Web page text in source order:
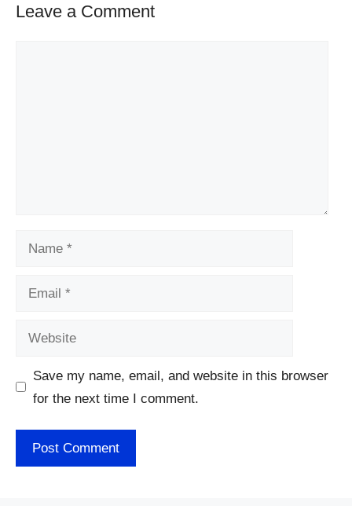
Leave a Comment
Name
Email
Website
Save my name, email, and website in this browser
for the next time I comment.